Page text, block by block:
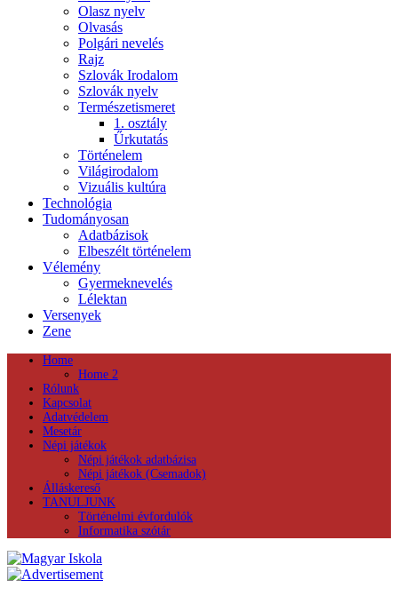
Olasz nyelv
Olvasás
Polgári nevelés
Rajz
Szlovák Irodalom
Szlovák nyelv
Természetismeret
1. osztály
Űrkutatás
Történelem
Világirodalom
Vizuális kultúra
Technológia
Tudományosan
Adatbázisok
Elbeszélt történelem
Vélemény
Gyermeknevelés
Lélektan
Versenyek
Zene
Home
Home 2
Rólunk
Kapcsolat
Adatvédelem
Mesetár
Népi játékok
Népi játékok adatbázisa
Népi játékok (Csemadok)
Álláskereső
TANULJUNK
Történelmi évfordulók
Informatika szótár